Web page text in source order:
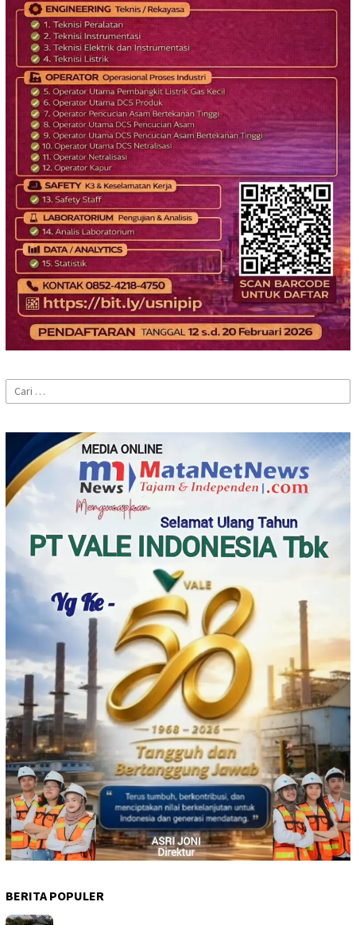
Cari
untuk:
BERITA POPULER